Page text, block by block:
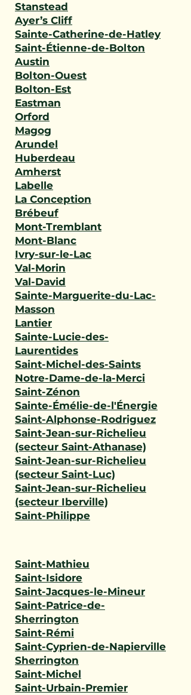
Stanstead
Ayer’s Cliff
Sainte-Catherine-de-Hatley
Saint-Étienne-de-Bolton
Austin
Bolton-Ouest
Bolton-Est
Eastman
Orford
Magog
Arundel
Huberdeau
Amherst
Labelle
La Conception
Brébeuf
Mont-Tremblant
Mont-Blanc
Ivry-sur-le-Lac
Val-Morin
Val-David
Sainte-Marguerite-du-Lac-
Masson
Lantier
Sainte-Lucie-des-
Laurentides
Saint-Michel-des-Saints
Notre-Dame-de-la-Merci
Saint-Zénon
Sainte-Émélie-de-l'Énergie
Saint-Alphonse-Rodriguez
Saint-Jean-sur-Richelieu
(secteur Saint-Athanase)
Saint-Jean-sur-Richelieu
(secteur Saint-Luc)
Saint-Jean-sur-Richelieu
(secteur Iberville)
Saint-Philippe
Saint-Mathieu
Saint-Isidore
Saint-Jacques-le-Mineur
Saint-Patrice-de-
Sherrington
Saint-Rémi
Saint-Cyprien-de-Napierville
Sherrington
Saint-Michel
Saint-Urbain-Premier